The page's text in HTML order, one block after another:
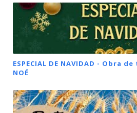
ESPECIAL DE NAVIDAD - Obra
NOÉ